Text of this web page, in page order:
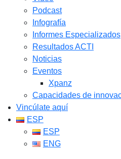
Podcast
Infografía
Informes Especializados
Resultados ACTI
Noticias
Eventos
Xpanz
Capacidades de
Vincúlate aquí
ESP
ESP
ENG